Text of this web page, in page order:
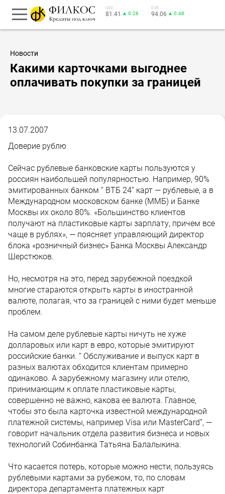
USD
81.41 ▲ 0.28
EUR
94.06 ▲ 0.48
Новости
Какими карточками выгоднее
оплачивать покупки за границей
13.07.2007
Доверие рублю
Сейчас рублевые банковские карты пользуются у
россиян наибольшей популярностью. Например, 90%
эмитированных банком “ ВТБ 24” карт — рублевые, а в
Международном московском банке (ММБ) и Банке
Москвы их около 80%. «Большинство клиентов
получают на пластиковые карты зарплату, причем все
чаще в рублях», — поясняет управляющий директор
блока «розничный бизнес» Банка Москвы Александр
Шерстюков.
Но, несмотря на это, перед зарубежной поездкой
многие стараются открыть карты в иностранной
валюте, полагая, что за границей с ними будет меньше
проблем.
На самом деле рублевые карты ничуть не хуже
долларовых или карт в евро, которые эмитируют
российские банки. “ Обслуживание и выпуск карт в
разных валютах обходится клиентам примерно
одинаково. А зарубежному магазину или отелю,
принимающим к оплате пластиковые карты,
совершенно не важно, какова ее валюта. Главное,
чтобы это была карточка известной международной
платежной системы, например Visa или MasterCard”, —
говорит начальник отдела развития бизнеса и новых
технологий Собинбанка Татьяна Балалыкина.
Что касается потерь, которые можно нести, пользуясь
рублевыми картами за рубежом, то, по словам
директора департамента платежных карт